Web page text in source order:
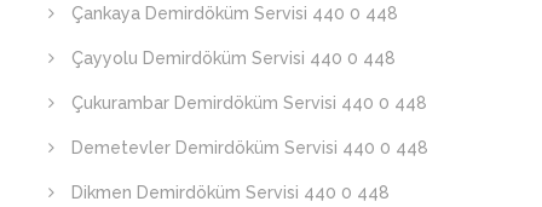
Çankaya Demirdöküm Servisi 440 0 448
Çayyolu Demirdöküm Servisi 440 0 448
Çukurambar Demirdöküm Servisi 440 0 448
Demetevler Demirdöküm Servisi 440 0 448
Dikmen Demirdöküm Servisi 440 0 448